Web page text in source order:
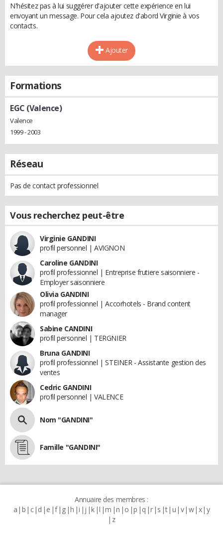
N'hésitez pas à lui suggérer d'ajouter cette expérience en lui
envoyant un message. Pour cela ajoutez d'abord Virginie à vos
contacts.
Ajouter
Formations
EGC (Valence)
Valence
1999 - 2003
Réseau
Pas de contact professionnel
Vous recherchez peut-être
Virginie GANDINI
profil personnel | AVIGNON
Caroline GANDINI
profil professionnel | Entreprise frutiere saisonniere -
Employer saisonniere
Olivia GANDINI
profil professionnel | Accorhotels - Brand content
manager
Sabine CANDINI
profil personnel | TERGNIER
Bruna GANDINI
profil professionnel | STEINER - Assistante gestion des
ventes
Cedric GANDINI
profil personnel | VALENCE
Nom "GANDINI"
Famille "GANDINI"
Annuaire des membres :
a b c d e f g h i j k l m n o p q r s t u v w x y
z